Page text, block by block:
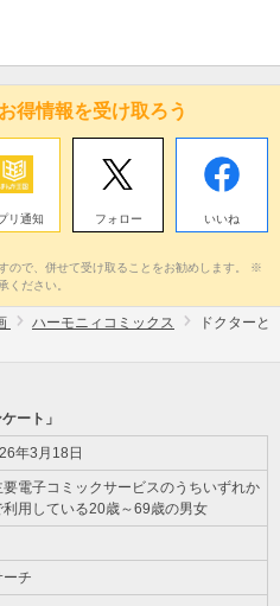
得情報を受け取ろう
リ通知 フォロー いいね
ので、併せて受け取ることをお勧めします。 ※
ください。
ハーモニィコミックス
ドクターと
ート」
年3月18日
電子コミックサービスのうちいずれか
用している20歳～69歳の男女
チ